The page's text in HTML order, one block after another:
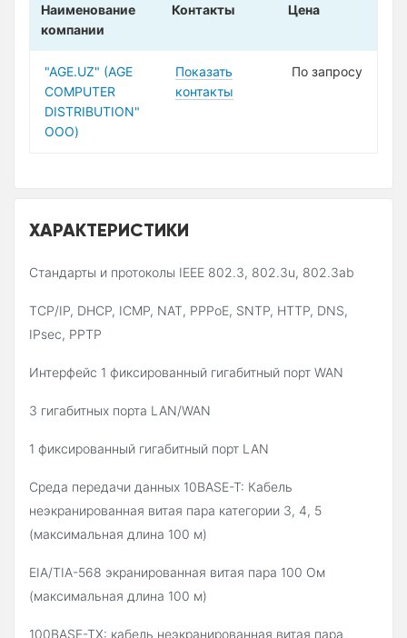
Наименование
компании
Контакты Цена
"AGE.UZ" (AGE
COMPUTER
DISTRIBUTION"
ООО)
Показать
контакты
По запросу
ХАРАКТЕРИСТИКИ
Стандарты и протоколы IEEE 802.3, 802.3u, 802.3ab
TCP/IP, DHCP, ICMP, NAT, PPPoE, SNTP, HTTP, DNS,
IPsec, PPTP
Интерфейс 1 фиксированный гигабитный порт WAN
3 гигабитных порта LAN/WAN
1 фиксированный гигабитный порт LAN
Среда передачи данных 10BASE-T: Кабель
неэкранированная витая пара категории 3, 4, 5
(максимальная длина 100 м)
EIA/TIA-568 экранированная витая пара 100 Ом
(максимальная длина 100 м)
100BASE-TX: кабель неэкранированная витая пара